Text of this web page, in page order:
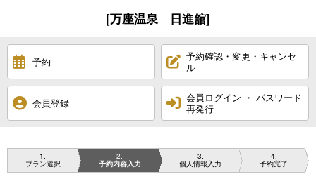
[万座温泉 日進舘]
予約
予約確認・変更・キャンセ
ル
会員登録
会員ログイン ・ パスワード
再発行
1
プラン選択
2
予約内容入力
3
個人情報入力
4
予約完了